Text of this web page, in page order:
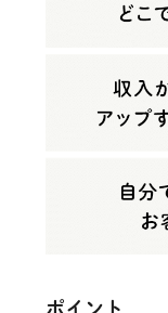
ポイント